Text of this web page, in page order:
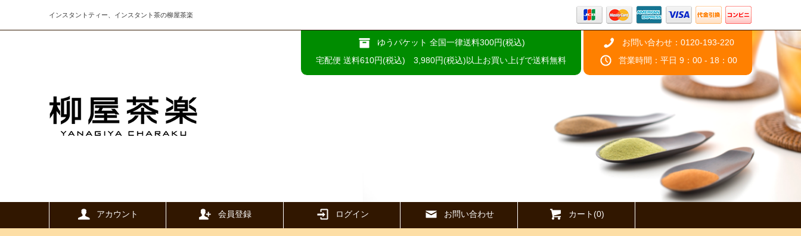
インスタントティー、インスタント茶の柳屋茶楽
ゆうパケット 全国一律送料300円(税込)
宅配便 送料610円(税込) 3,980円(税込)以上お買い上げで送料無料
お問い合わせ：0120-193-220
営業時間：平日 9：00 - 18：00
アカウント 会員登録 ログイン お問い合わせ カート(0)